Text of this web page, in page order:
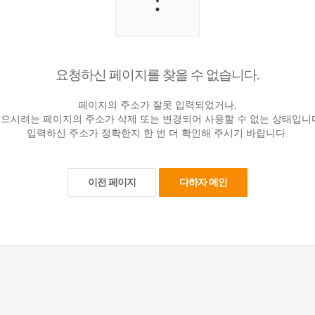
요청하신 페이지를 찾을 수 없습니다.
페이지의 주소가 잘못 입력되었거나,
시려는 페이지의 주소가 삭제 또는 변경되어 사용할 수 없는 상태입니
입력하신 주소가 정확한지 한 번 더 확인해 주시기 바랍니다.
이전 페이지 다하자 메인